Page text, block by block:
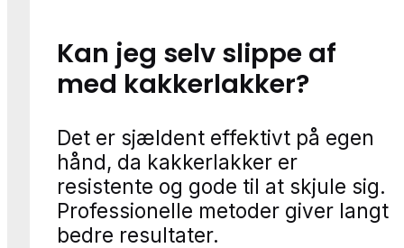
Kan jeg selv slippe af
med kakkerlakker?
Det er sjældent effektivt på egen
hånd, da kakkerlakker er
resistente og gode til at skjule sig.
Professionelle metoder giver langt
bedre resultater.